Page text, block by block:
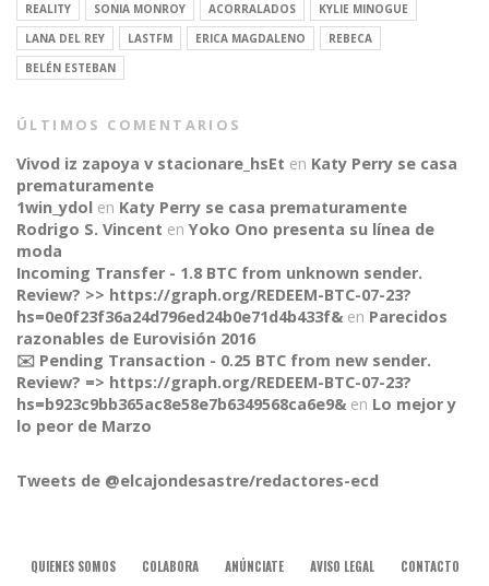
CONNECT
REALITY
SONIA MONROY ACORRALADOS
KYLIE MINOGUE
LANA DEL REY
LASTFM ERICA MAGDALENO
REBECA
BELÉN ESTEBAN
ÚLTIMOS COMENTARIOS
Vivod iz zapoya v stacionare_hsEt en Katy Perry se casa
prematuramente
1win_ydol en Katy Perry se casa prematuramente
Rodrigo S. Vincent en Yoko Ono presenta su línea de
moda
Incoming Transfer - 1.8 BTC from unknown sender.
Review? >> https://graph.org/REDEEM-BTC-07-23?
hs=0e0f23f36a24d796ed24b0e71d4b433f& en Parecidos
razonables de Eurovisión 2016
✉️ Pending Transaction - 0.25 BTC from new sender.
Review? => https://graph.org/REDEEM-BTC-07-23?
hs=b923c9bb365ac8e58e7b6349568ca6e9& en Lo mejor y
lo peor de Marzo
Tweets de @elcajondesastre/redactores-ecd
QUIENES SOMOS COLABORA ANÚNCIATE AVISO LEGAL CONTACTO